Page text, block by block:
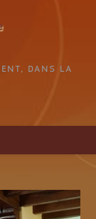
DANS LA